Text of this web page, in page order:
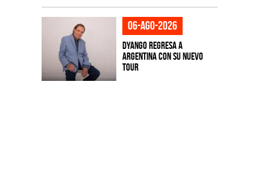
06-ago-2026
Dyango regresa a
Argentina con su nuevo
tour